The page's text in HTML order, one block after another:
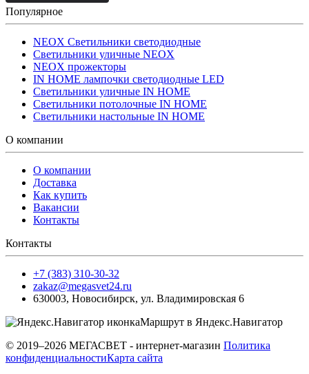
Популярное
NEOX Светильники светодиодные
Светильники уличные NEOX
NEOX прожекторы
IN HOME лампочки светодиодные LED
Светильники уличные IN HOME
Светильники потолочные IN HOME
Светильники настольные IN HOME
О компании
О компании
Доставка
Как купить
Вакансии
Контакты
Контакты
+7 (383) 310-30-32
zakaz@megasvet24.ru
630003, Новосибирск, ул. Владимировская 6
Маршрут в Яндекс.Навигатор
© 2019–2026 МЕГАСВЕТ - интернет-магазин Политика
конфиденциальностиКарта сайта